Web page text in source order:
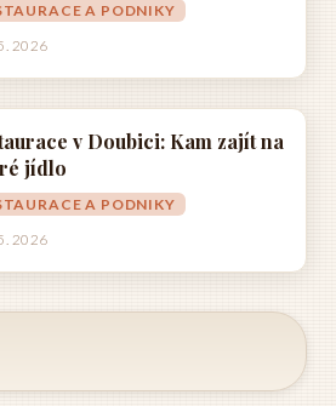
A PODNIKY
2026
v Doubici: Kam zajít na
jídlo
A PODNIKY
2026